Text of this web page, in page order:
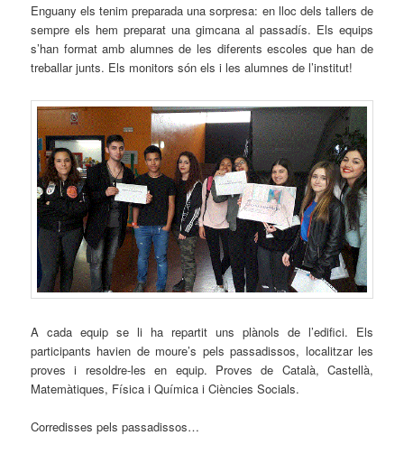
Enguany els tenim preparada una sorpresa: en lloc dels tallers de
sempre els hem preparat una gimcana al passadís. Els equips
s’han format amb alumnes de les diferents escoles que han de
treballar junts. Els monitors són els i les alumnes de l’institut!
A cada equip se li ha repartit uns plànols de l’edifici. Els
participants havien de moure’s pels passadissos, localitzar les
proves i resoldre-les en equip. Proves de Català, Castellà,
Matemàtiques, Física i Química i Ciències Socials.
Corredisses pels passadissos…